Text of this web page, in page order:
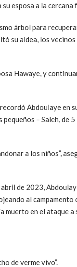
esposa a la cercana
árbol para
su aldea, los
Hawaye, y
Abdoulaye en
– Saleh, de
a los niños”,
de 2023,
al
muerto en el ataque a
de verme vivo”.